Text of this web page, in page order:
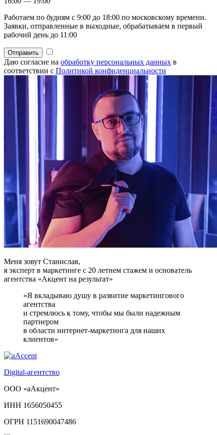
в
Работаем по будням с 9:00 до 18:00 по московскому времени.
Заявки, отправленные в выходные, обрабатываем в первый
рабочий день до 11:00
Отправить
Даю согласие на обработку персональных данных в
соответствии с Политикой конфиденциальности
Меня зовут Станислав,
я эксперт в маркетинге с 20 летнем стажем и основатель
агентства «Акцент на результат»
«Я вкладываю душу в развитие маркетингового
агентства
и стремлюсь к тому, чтобы мы были надежным
партнером
в области интернет-маркетинга для наших
клиентов»
Digital-агентство
ООО «аАкцент»
ИНН 1656050455
ОГРН 1151690047486